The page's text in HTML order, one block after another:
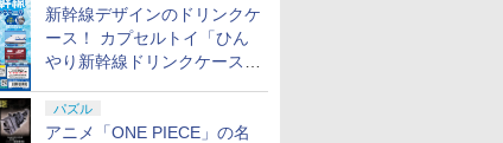
新幹線デザインのドリンクケ
ース！ カプセルトイ「ひん
やり新幹線ドリンクケース」
パズル
アニメ「ONE PIECE」の名